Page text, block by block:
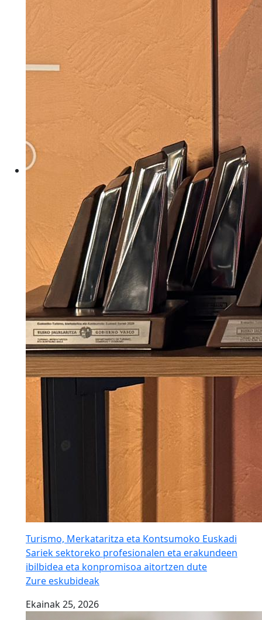
Turismo, Merkataritza eta Kontsumoko Euskadi
Sariek sektoreko profesionalen eta erakundeen
ibilbidea eta konpromisoa aitortzen dute
Zure eskubideak
Ekainak 25, 2026